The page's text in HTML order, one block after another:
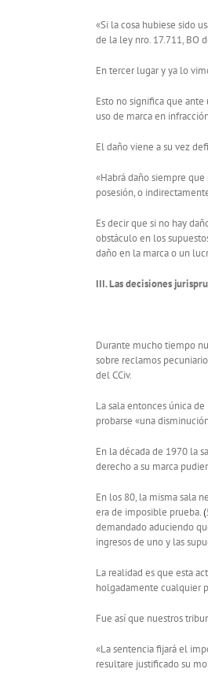
«Si la cosa hubiese sido
de la ley nro. 17.711, BO
En tercer lugar y ya lo
Esto no significa que
uso de marca en
El daño viene a su vez
«Habrá daño siempre
posesión, o
Es decir que si no hay
obstáculo en los
daño en la marca o un
III. Las decisiones
Durante mucho tiempo
sobre reclamos
del CCiv.
La sala entonces única
probarse «una
En la década de 1970 la
derecho a su marca
En los 80, la misma sala
era de imposible prueba.
demandado aduciendo
ingresos de uno y las
La realidad es que esta
holgadamente cualquier
Fue así que nuestros
«La sentencia fijará el
resultare justificado su